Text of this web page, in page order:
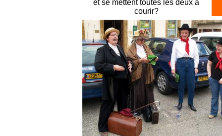
et se mettent toutes les deux à
courir?